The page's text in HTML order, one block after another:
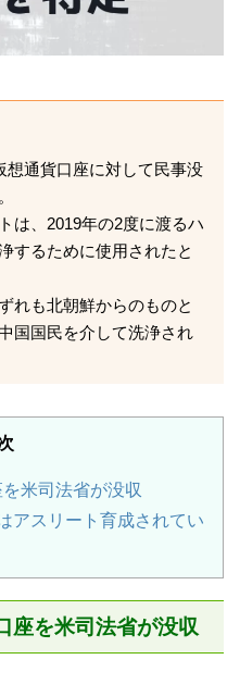
想通貨口座に対して民事没
は、2019年の2度に渡るハ
するために使用されたと
れも北朝鮮からのものと
国国民を介して洗浄され
米司法省が没収
アスリート育成されてい
座を米司法省が没収